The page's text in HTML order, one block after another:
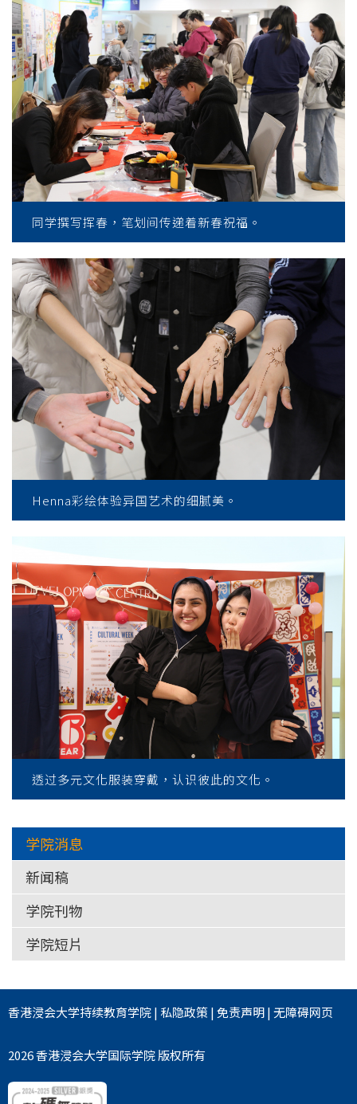
同学撰写挥春，笔划间传递着新春祝福。
Henna彩绘体验异国艺术的细腻美。
透过多元文化服装穿戴，认识彼此的文化。
学院消息
新闻稿
学院刊物
学院短片
香港浸会大学持续教育学院| 私隐政策|免责声明|无障碍网页
2026 香港浸会大学国际学院 版权所有